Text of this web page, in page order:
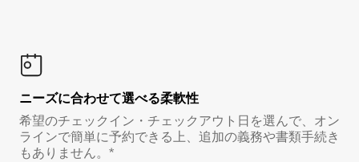
ニーズに合わせて選べる柔軟性
希望のチェックイン・チェックアウト日を選んで、オン
ラインで簡単に予約できる上、追加の義務や書類手続き
もありません。*